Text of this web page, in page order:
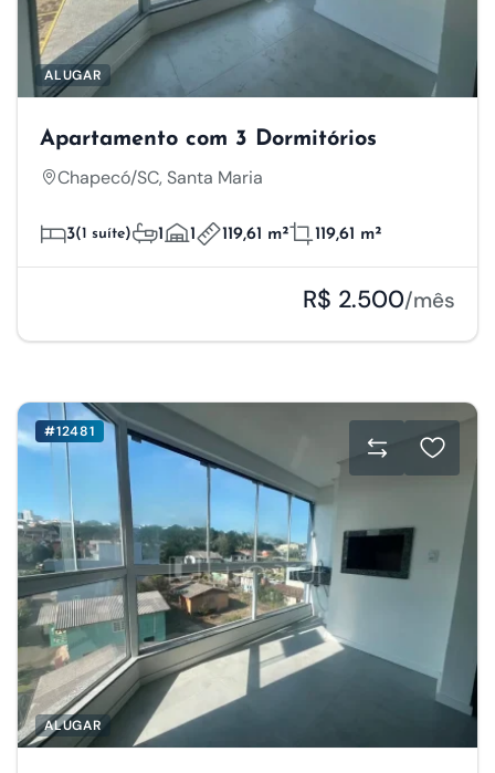
ALUGAR
Apartamento com 3 Dormitórios
Chapecó/SC, Santa Maria
3(1 suíte) 1 1 119,61 m² 119,61 m²
R$ 2.500/mês
#12481
ALUGAR